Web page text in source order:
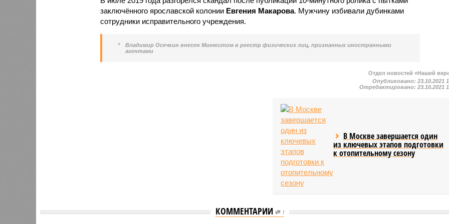
заключённого ярославской колонии Евгения Макарова. Мужчину избивали дубинками
сотрудники исправительного учреждения.
*
Владимир Осечкин внесен Минюстом в реестр физических лиц, признанных иностранными
агентами
Отдел новостей «Нашей
Опубликовано:23.10.2021
Отредактировано:23.10.2021
В Москве завершается один
из ключевых этапов подготовки
к отопительному сезону
КОММЕНТАРИИ 1
В сети появились
В Ленинградской области
Прокуратура закрыла